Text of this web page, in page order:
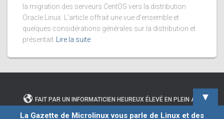
la migration des serveurs CentOS vers la distribution
Oracle Linux. L’article offrait une vue d’ensemble et
quelques considérations générales sur la distribution et
présentait
Lire la suite
FAIT PAR UN INFORMATICIEN HEUREUX ÉLEVÉ EN PLEIN AIR ▼
La Gazette de Microlinux vous parle de Linux et des